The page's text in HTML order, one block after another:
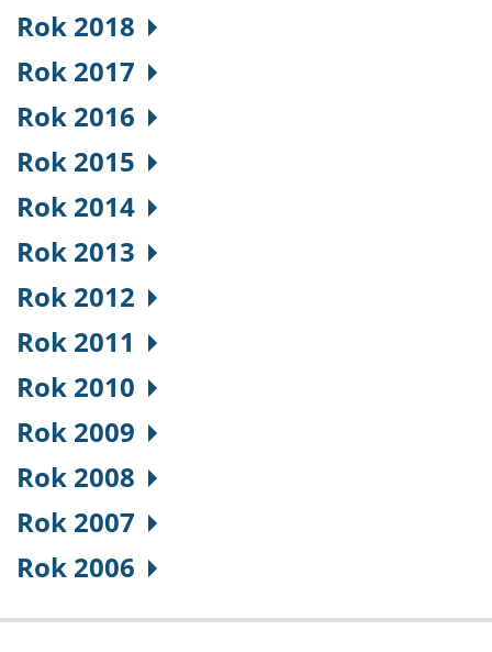
Rok 2018
Rok 2017
Rok 2016
Rok 2015
Rok 2014
Rok 2013
Rok 2012
Rok 2011
Rok 2010
Rok 2009
Rok 2008
Rok 2007
Rok 2006